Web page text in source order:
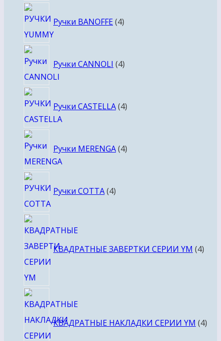
Ручки BANOFFE 4товара
Ручки CANNOLI 4товара
Ручки CASTELLA 4товара
Ручки MERENGA 4товара
Ручки COTTA 4товара
КВАДРАТНЫЕ ЗАВЕРТКИ СЕРИИ YM 4
КВАДРАТНЫЕ НАКЛАДКИ СЕРИИ YM 4